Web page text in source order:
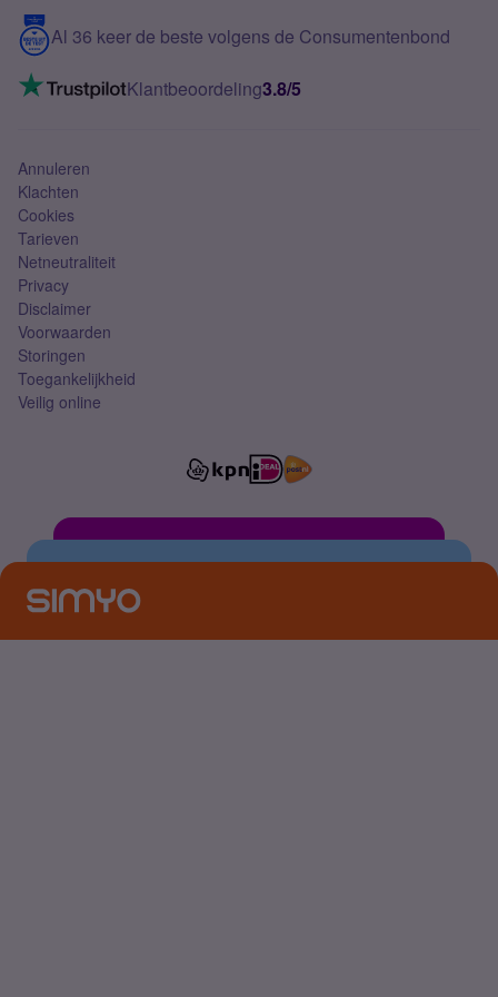
5G internet
Mobiel internet
Mobiel abonnement
Contact
VoLTE 4G bellen
Al 36 keer de beste volgens de Consumentenbond
Klantbeoordeling3.8/5
Annuleren
Klachten
Cookies
Tarieven
Netneutraliteit
Privacy
Disclaimer
Voorwaarden
Storingen
Toegankelijkheid
Veilig online